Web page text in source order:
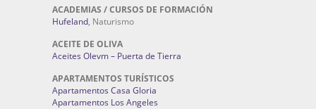
ACADEMIAS / CURSOS DE FORMACIÓN
Hufeland, Naturismo
ACEITE DE OLIVA
Aceites Olevm – Puerta de Tierra
APARTAMENTOS TURÍSTICOS
Apartamentos Casa Gloria
Apartamentos Los Angeles